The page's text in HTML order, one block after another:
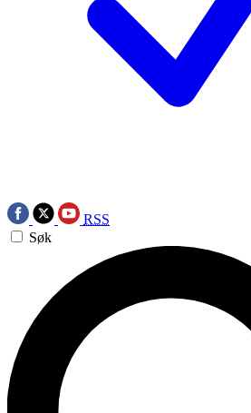
RSS
Søk